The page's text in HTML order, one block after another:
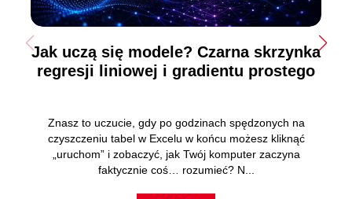
Jak uczą się modele? Czarna skrzynka
regresji liniowej i gradientu prostego
Znasz to uczucie, gdy po godzinach spędzonych na
czyszczeniu tabel w Excelu w końcu możesz kliknąć
„uruchom” i zobaczyć, jak Twój komputer zaczyna
faktycznie coś… rozumieć? N...